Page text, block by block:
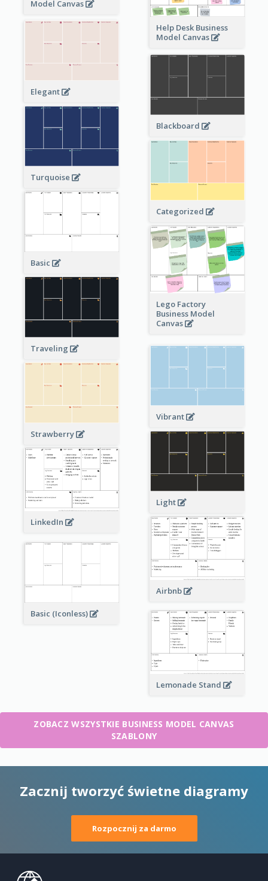
Model Canvas
Help Desk Business
Model Canvas
Elegant
Blackboard
Turquoise
Categorized
Basic
Lego Factory
Business Model
Canvas
Traveling
Vibrant
Strawberry
Light
LinkedIn
Airbnb
Basic (Iconless)
Lemonade Stand
ZOBACZ WSZYSTKIE BUSINESS MODEL CANVAS
SZABLONY
Zacznij tworzyć świetne diagramy
Rozpocznij za darmo